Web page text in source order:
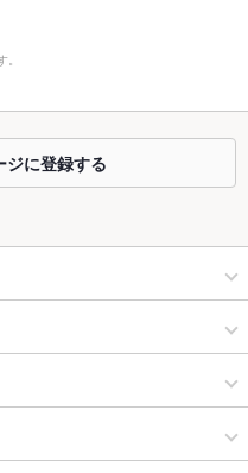
相談。各種宴会の予約承り中!
となっております！
っております。
々としたカウンター席をご用意し
んが、悪天候でも安心の室内で、ご
ジに登録する